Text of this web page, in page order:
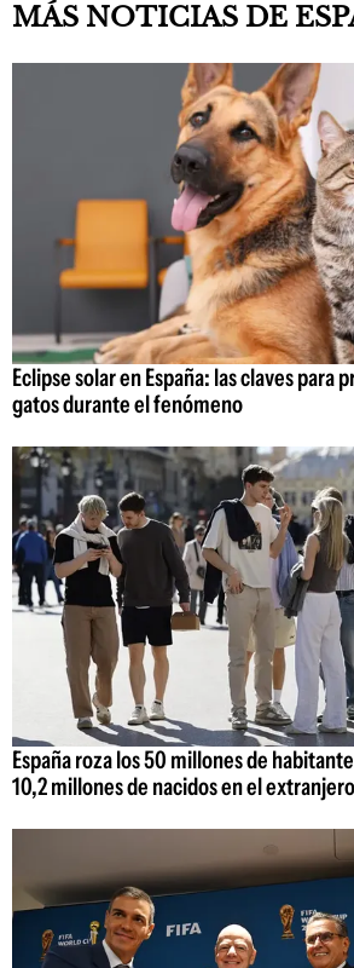
MÁS NOTICIAS DE
Eclipse solar en España: las claves para
gatos durante el fenómeno
España roza los 50 millones de
10,2 millones de nacidos en el extranjero